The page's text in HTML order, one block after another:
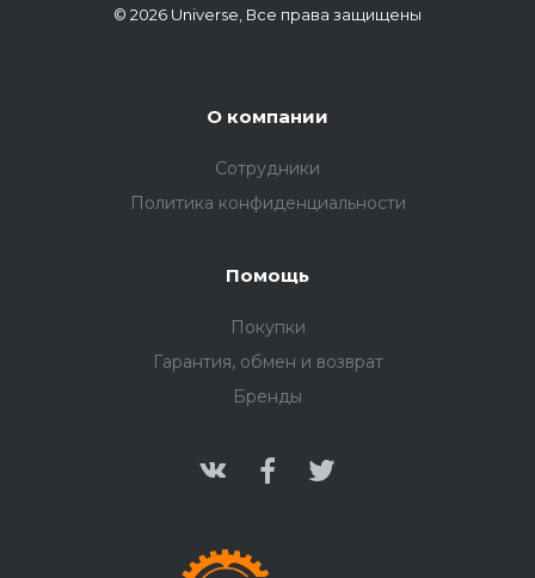
© 2026 Universe, Все права защищены
О компании
Сотрудники
Политика конфиденциальности
Помощь
Покупки
Гарантия, обмен и возврат
Бренды